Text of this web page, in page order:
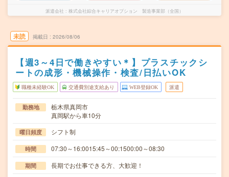
派遣会社 株式会社綜合キャリアオプション 製造事業部（全国）
未読 掲載日 2026/08/06
【週3～4日で働きやすい＊】プラスチックシ
ートの成形・機械操作・検査/日払いOK
職種未経験OK 交通費別途支給あり WEB登録OK 派遣
勤務地
栃木県真岡市
真岡駅から車10分
曜日頻度 シフト制
時間 07:30～16:0015:45～00:1500:00～08:30
期間 長期でお仕事できる方、大歓迎！